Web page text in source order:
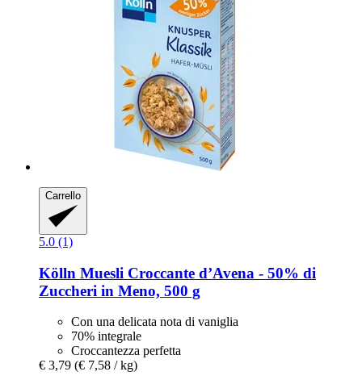
Carrello
5.0 (1)
Kölln Muesli Croccante d’Avena -​ 50% di
Zuccheri in Meno, 500 g
Con una delicata nota di vaniglia
70% integrale
Croccantezza perfetta
€ 3,79 (€ 7,58 / kg)